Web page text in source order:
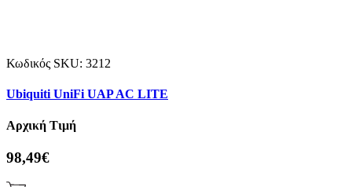
Κωδικός SKU: 3212
Ubiquiti UniFi UAP AC LITE
Αρχική Τιμή
98,49€